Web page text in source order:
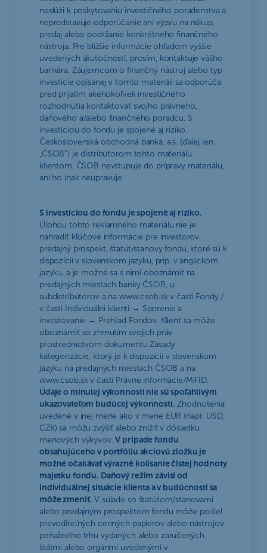
neslúži k poskytovaniu investičného poradenstva a
nepredstavuje odporúčanie ani výzvu na nákup,
predaj alebo podržanie konkrétneho finančného
nástroja. Pre bližšie informácie ohľadom vyššie
uvedených skutočností, prosím, kontaktuje vášho
bankára. Záujemcom o finančný nástroj alebo typ
investície opísanej v tomto materiáli sa odporúča
pred prijatím akéhokoľvek investičného
rozhodnutia kontaktovať svojho právneho,
daňového a/alebo finančného poradcu. S
investíciou do fondu je spojené aj riziko.
Československá obchodná banka, a.s. (ďalej len
„ČSOB“) je distribútorom tohto materiálu
klientom. ČSOB nevstupuje do prípravy materiálu,
ani ho inak neupravuje.
S investíciou do fondu je spojené aj riziko.
Úlohou tohto reklamného materiálu nie je
nahradiť kľúčové informácie pre investorov,
predajný prospekt, štatút/stanovy fondu, ktoré sú k
dispozícií v slovenskom jazyku, príp. v anglickom
jazyku, a je možné sa s nimi oboznámiť na
predajných miestach banky ČSOB, u
subdistribútorov a na www.csob.sk v časti Fondy /
v časti Individuálni klienti → Sporenie a
investovanie → Prehľad Fondov. Klient sa môže
oboznámiť so zhrnutím svojich práv
prostredníctvom dokumentu Zásady
kategorizácie, ktorý je k dispozícii v slovenskom
jazyku na predajných miestach ČSOB a na
www.csob.sk v časti Právne informácie/MiFID.
Údaje o minulej výkonnosti nie sú spoľahlivým
ukazovateľom budúcej výkonnosti. Zhodnotenia
uvedené v inej mene ako v mene EUR (napr. USD,
CZK) sa môžu zvýšiť alebo znížiť v dôsledku
menových výkyvov.V prípade fondu
obsahujúceho v portfóliu akciovú zložku je
možné očakávať výrazné kolísanie čistej hodnoty
majetku fondu. Daňový režim závisí od
individuálnej situácie klienta a v budúcnosti sa
môže zmeniť. V súlade so štatútom/stanovami
alebo predajným prospektom fondu môže podiel
prevoditeľných cenných papierov alebo nástrojov
peňažného trhu vydaných alebo zaručených
štátmi alebo orgánmi uvedenými v